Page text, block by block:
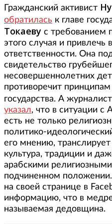
Гражданский активист
обратилась к главе
Токаеву с требованием
этого случая и привлечь
ответственности. Она
свидетельство
несовершеннолетних
противоречит принципам
государства. А журналист
указал, что в ситуации
есть не только
политико-
его мнению, транслирует
культура, традиции и
арабскими
подчиненном
на своей странице в
информацию, что в
называемая дедовщина.